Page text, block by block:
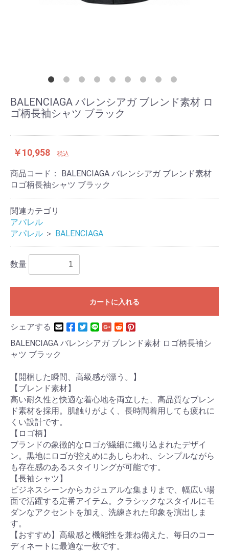
BALENCIAGA バレンシアガ ブレンド素材 ロ
ゴ柄長袖シャツ ブラック
￥10,958 税込
商品コード：
BALENCIAGA バレンシアガ ブレンド素材
ロゴ柄長袖シャツ ブラック
関連カテゴリ
アパレル
アパレル ＞ BALENCIAGA
数量
カートに入れる
シェアする
BALENCIAGA バレンシアガ ブレンド素材 ロゴ柄長袖シ
ャツ ブラック
【開梱した瞬間、高級感が漂う。】
【ブレンド素材】
高い耐久性と快適な着心地を両立した、高品質なブレン
ド素材を採用。肌触りがよく、長時間着用しても疲れに
くい設計です。
【ロゴ柄】
ブランドの象徴的なロゴが繊細に織り込まれたデザイ
ン。黒地にロゴが控えめにあしらわれ、シンプルながら
も存在感のあるスタイリングが可能です。
【長袖シャツ】
ビジネスシーンからカジュアルな集まりまで、幅広い場
面で活躍する定番アイテム。クラシックなスタイルにモ
ダンなアクセントを加え、洗練された印象を演出しま
す。
【おすすめ】高級感と機能性を兼ね備えた、毎日のコー
ディネートに最適な一枚です。